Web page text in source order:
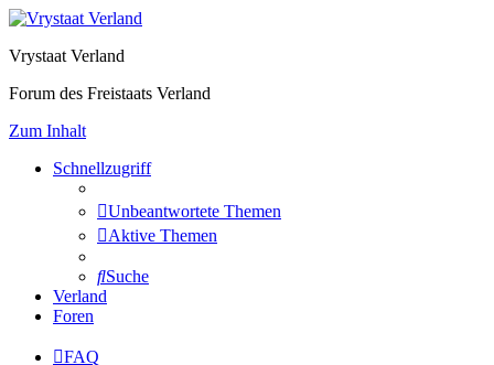
Vrystaat Verland
Forum des Freistaats Verland
Zum Inhalt
Schnellzugriff
Unbeantwortete Themen
Aktive Themen
Suche
Verland
Foren
FAQ